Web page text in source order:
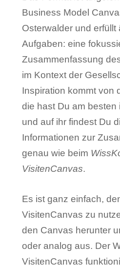
Business Model
Osterwalder und erfüllt
Aufgaben: eine
Zusammenfassung
im Kontext der
Inspiration kommt von
die hast Du am besten
und auf ihr findest Du
Informationen zur
genau wie beim
VisitenCanvas.
Es ist ganz einfach,
VisitenCanvas zu
den Canvas herunter
oder analog aus. Der
VisitenCanvas